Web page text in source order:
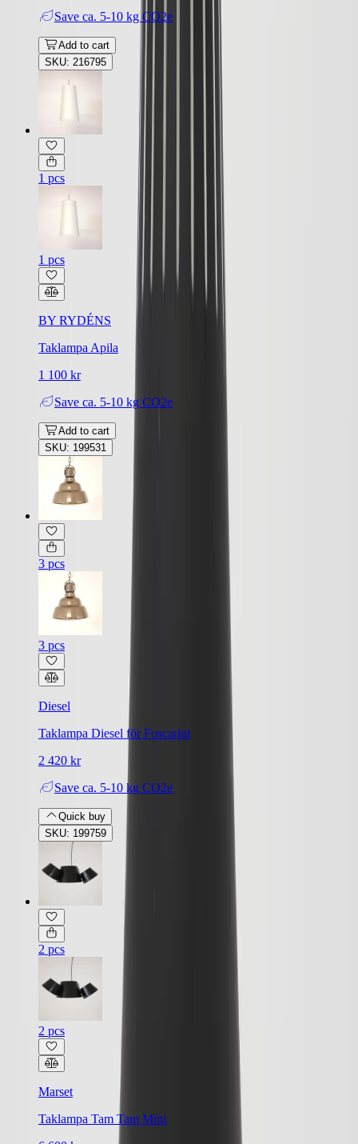
Save ca. 5-10 kg CO2e
Add to cart
SKU: 216795
1 pcs
1 pcs
BY RYDÉNS
Taklampa Apila
1 100 kr
Save ca. 5-10 kg CO2e
Add to cart
SKU: 199531
3 pcs
3 pcs
Diesel
Taklampa Diesel för Foscarini
2 420 kr
Save ca. 5-10 kg CO2e
Quick buy
SKU: 199759
2 pcs
2 pcs
Marset
Taklampa Tam Tam Mini